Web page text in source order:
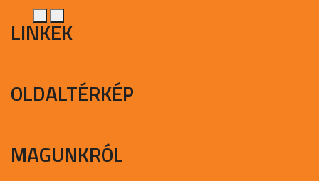
LINKEK
OLDALTÉRKÉP
MAGUNKRÓL